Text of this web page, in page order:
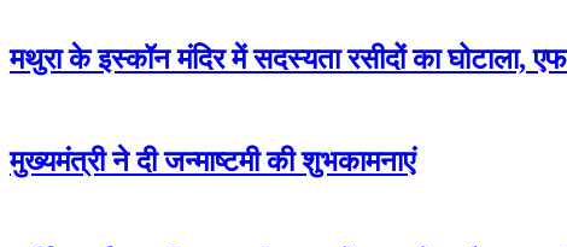
मथुरा के इस्कॉन मंदिर में सदस्यता रसीदों का घोटाला,
मुख्यमंत्री ने दी जन्माष्टमी की शुभकामनाएं